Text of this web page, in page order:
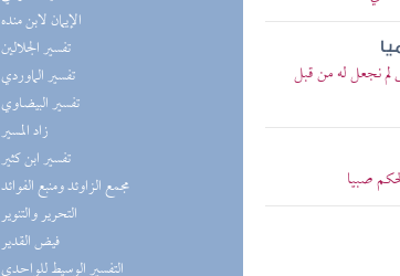
(7) الإيمان لابن منده
(7) تفسير الجلالين
(7) تفسير الماوردي
(7) تفسير البيضاوي
(7) زاد المسير
(6) تفسير ابن كثير
(6) مجمع الزاوئد ومنبع الفوائد
(6) التحرير والتنوير
(5) فيض القدير
لم نجعل له من قبل
صبيا